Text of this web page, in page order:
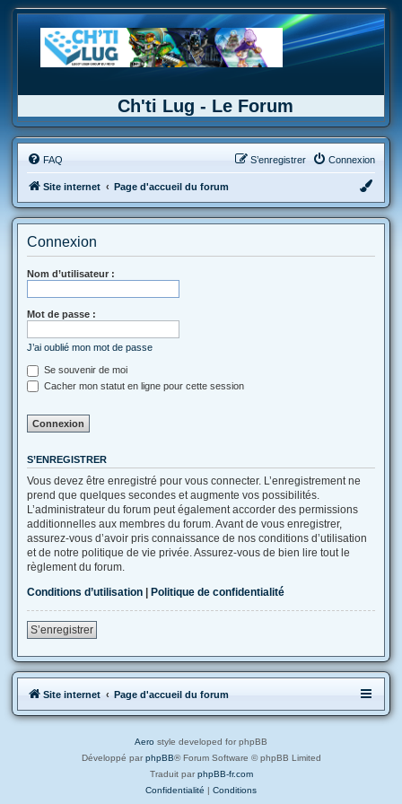
Ch'ti Lug - Le Forum
FAQ Connexion
S’enregistrer
Site internet Page d'accueil du forum
Connexion
Nom d’utilisateur :
Mot de passe :
J’ai oublié mon mot de passe
Se souvenir de moi
Cacher mon statut en ligne pour cette session
S’ENREGISTRER
Vous devez être enregistré pour vous connecter. L’enregistrement ne
prend que quelques secondes et augmente vos possibilités.
L’administrateur du forum peut également accorder des permissions
additionnelles aux membres du forum. Avant de vous enregistrer,
assurez-vous d’avoir pris connaissance de nos conditions d’utilisation
et de notre politique de vie privée. Assurez-vous de bien lire tout le
règlement du forum.
Conditions d’utilisation | Politique de confidentialité
S’enregistrer
Site internet Page d'accueil du forum
Aero style developed for phpBB
Développé par phpBB® Forum Software © phpBB Limited
Traduit par phpBB-fr.com
Confidentialité | Conditions